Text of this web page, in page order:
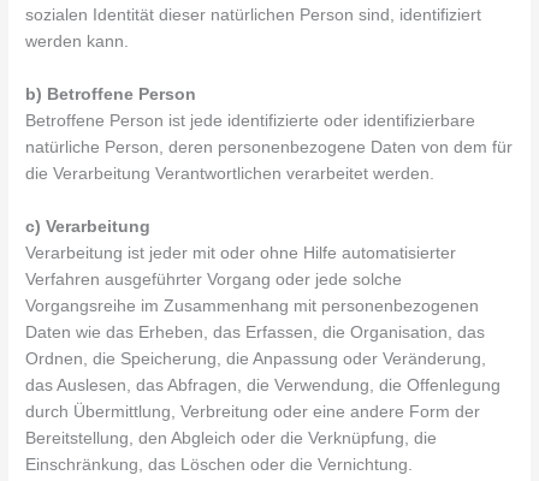
sozialen Identität dieser natürlichen Person sind, identifiziert
werden kann.
b) Betroffene Person
Betroffene Person ist jede identifizierte oder identifizierbare
natürliche Person, deren personenbezogene Daten von dem für
die Verarbeitung Verantwortlichen verarbeitet werden.
c) Verarbeitung
Verarbeitung ist jeder mit oder ohne Hilfe automatisierter
Verfahren ausgeführter Vorgang oder jede solche
Vorgangsreihe im Zusammenhang mit personenbezogenen
Daten wie das Erheben, das Erfassen, die Organisation, das
Ordnen, die Speicherung, die Anpassung oder Veränderung,
das Auslesen, das Abfragen, die Verwendung, die Offenlegung
durch Übermittlung, Verbreitung oder eine andere Form der
Bereitstellung, den Abgleich oder die Verknüpfung, die
Einschränkung, das Löschen oder die Vernichtung.